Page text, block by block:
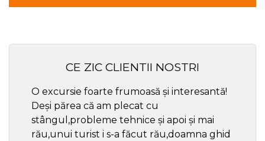
CE ZIC CLIENTII NOSTRI
O excursie foarte frumoasă și interesantă!
Deși părea că am plecat cu
stângul,probleme tehnice și apoi și mai
rău,unui turist i s-a făcut rău,doamna ghid